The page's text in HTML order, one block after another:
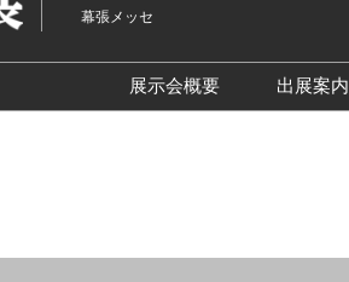
幕張メッセ
展示会概要
出展案内